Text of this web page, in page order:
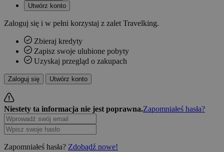
Utwórz konto
Zaloguj się i w pełni korzystaj z zalet Travelking.
Zbieraj kredyty
Zapisz swoje ulubione pobyty
Uzyskaj przegląd o zakupach
Zaloguj się Utwórz konto
Niestety ta informacja nie jest poprawna.Zapomniałeś hasła?
Zapomniałeś hasła? Zdobądź nowe!